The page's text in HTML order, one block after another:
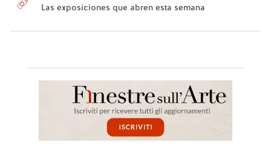
Las exposiciones que abren esta semana